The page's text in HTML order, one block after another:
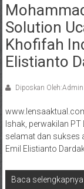
Solution
Khofifah
Elistianto
Diposkan Oleh:Admin
Ishak, perwakilan
selamat dan sukses
Emil Elistianto
Baca selengkapnya